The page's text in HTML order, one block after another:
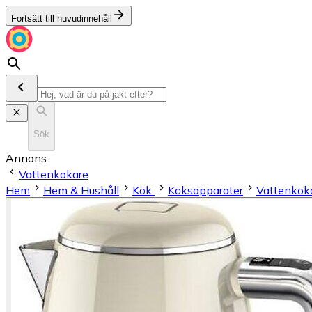
Fortsätt till huvudinnehåll
Sök
Annons
Vattenkokare
Hem
Hem & Hushåll Kök Köksapparater